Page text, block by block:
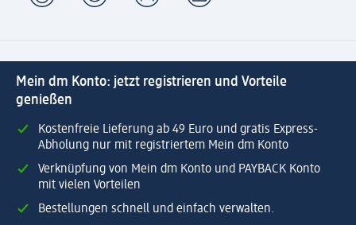
Mein dm Konto: jetzt registrieren und Vorteile
genießen
Kostenfreie Lieferung ab 49 Euro und gratis Express-
Abholung nur mit registriertem Mein dm Konto
Verknüpfung von Mein dm Konto und PAYBACK Konto
mit vielen Vorteilen
Bestellungen schnell und einfach verwalten.